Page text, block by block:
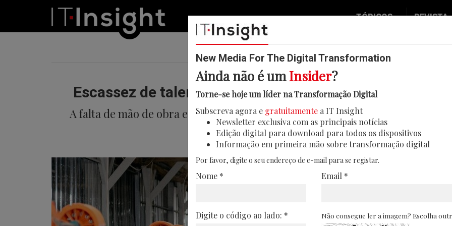
TÓPICOS
Digital
IT Strategy
Operação
Podcast
REVISTA
Escassez de talento acelera transição para fábricas
A falta de mão de obra e os custos industriais estão a acelerar a aposta em
segundo a Roland Berger
18/05/2026
New Media For The Digital Transformation
Ainda não é umInsider?
Torne-se hoje um líder na Transformação Digital
Subscreva agora e gratuitamente a IT Insight
Newsletter exclusiva com as principais notícias
Edição digital para download para todos os dispositivos
Informação em primeira mão sobre transformação digital
Por favor, digite o seu endereço de e-mail para se registar.
Nome * Email *
Digite o código ao lado: * Não consegue ler a imagem? Escolha